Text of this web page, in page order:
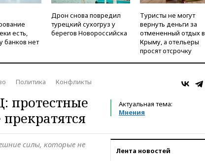
есть,
банков нет
Дрон снова повредил
турецкий сухогруз у
берегов Новороссийска
Туристы не могут
вернуть деньги за
отмененный отдых в
Крыму, а отельеры
просят отсрочку
Политика Конфликты
Актуальная тема:
Мнения
протестные
Лента новостей
силы, которые не